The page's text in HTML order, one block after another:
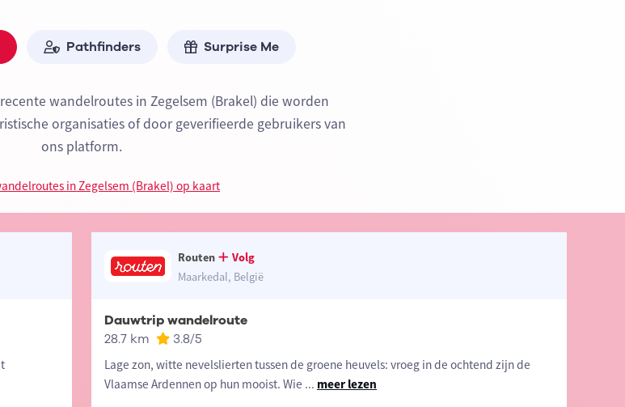
Pathfinders Surprise Me
wandelroutes in Zegelsem (Brakel) die worden
organisaties of door geverifieerde gebruikers van
ons platform.
in Zegelsem (Brakel) op kaart
Routen
Volg
Maarkedal, België
Dauwtrip wandelroute
28.7 km 3.8/5
Lage zon, witte nevelslierten tussen de groene heuvels: vroeg in de ochtend zijn de
Vlaamse Ardennen op hun mooist. Wie ... meer lezen